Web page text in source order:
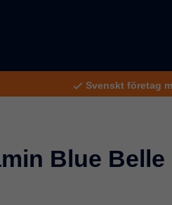
Svenskt företag
Blue Belle